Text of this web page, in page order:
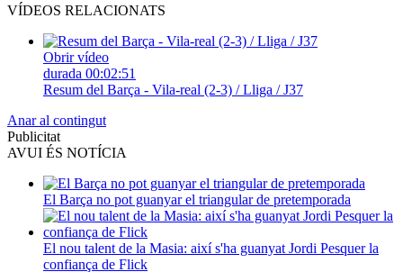
VÍDEOS RELACIONATS
Obrir vídeo
durada 00:02:51
Resum del Barça - Vila-real (2-3) / Lliga / J37
Anar al contingut
Publicitat
AVUI ÉS NOTÍCIA
El Barça no pot guanyar el triangular de pretemporada
El nou talent de la Masia: així s'ha guanyat Jordi Pesquer la
confiança de Flick